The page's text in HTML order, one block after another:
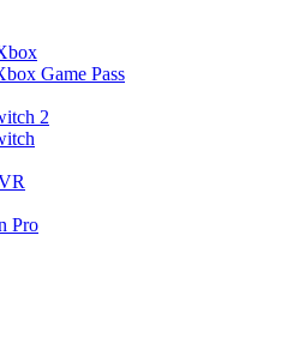
Game Pass
2
Pro